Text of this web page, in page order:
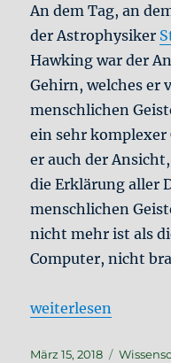
An dem Tag, an
der Astrophysiker
Hawking war der
Gehirn, welches er
menschlichen
ein sehr
er auch der
die Erklärung aller
menschlichen
nicht mehr ist als
Computer, nicht
„Stephen
weiterlesen
Veröffentlicht
März 15, 2018